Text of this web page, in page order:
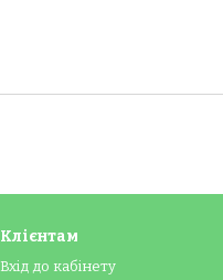
Клієнтам
Вхід до кабінету